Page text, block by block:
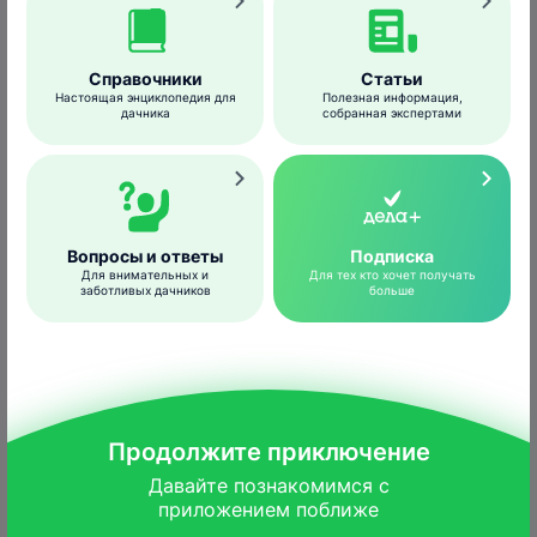
сразу засыхают и погибают;
капустылистья покрываются желтыми
пятнами;
увиноградасморщиваются плоды.
На зиму вредитель прячется в засохших
растительных остатках, коре деревьев, в
сараях, может зимовать прямо в почве.
Справочники
Настоящая энциклопедия для
дачника
Статьи
Полезная информация,
собранная экспертами
Вопросы и ответы
Для внимательных и
заботливых дачников
Подписка
Для тех кто хочет получать
больше
Продолжите приключение
Давайте познакомимся с
приложением поближе